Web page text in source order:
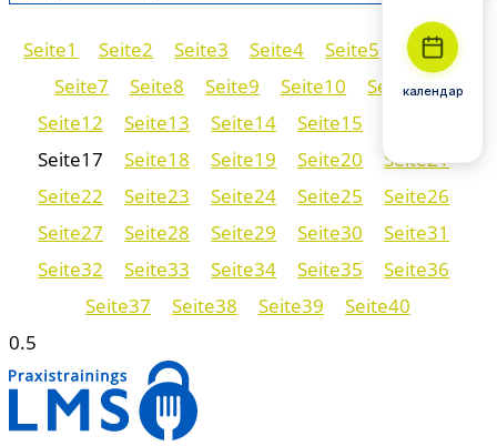
Seite1 Seite2 Seite3 Seite4 Seite5 Seite
Seite7 Seite8 Seite9 Seite10 Seite11
Seite12 Seite13 Seite14 Seite15
Seite17 Seite18 Seite19 Seite20 Seite21
Seite22 Seite23 Seite24 Seite25 Seite26
Seite27 Seite28 Seite29 Seite30 Seite31
Seite32 Seite33 Seite34 Seite35 Seite36
Seite37 Seite38 Seite39 Seite40
календар